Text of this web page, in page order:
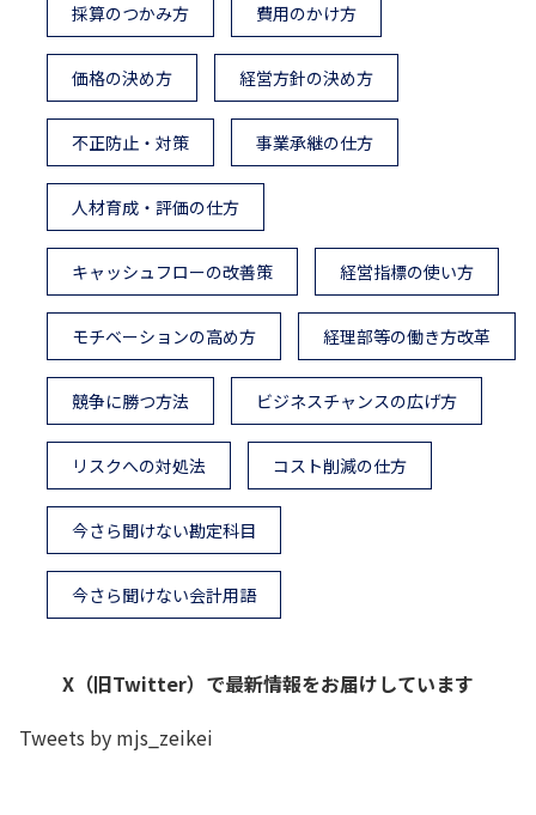
採算のつかみ方 費用のかけ方
価格の決め方 経営方針の決め方
不正防止・対策 事業承継の仕方
人材育成・評価の仕方
キャッシュフローの改善策 経営指標の使い方
モチベーションの高め方 経理部等の働き方改革
競争に勝つ方法 ビジネスチャンスの広げ方
リスクへの対処法 コスト削減の仕方
今さら聞けない勘定科目
今さら聞けない会計用語
X（旧Twitter）で最新情報をお届けしています
Tweets by mjs_zeikei